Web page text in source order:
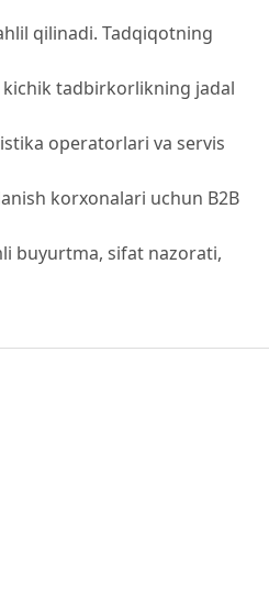
qilinadi. Tadqiqotning
tadbirkorlikning jadal
operatorlari va servis
korxonalari uchun B2B
buyurtma, sifat nazorati,